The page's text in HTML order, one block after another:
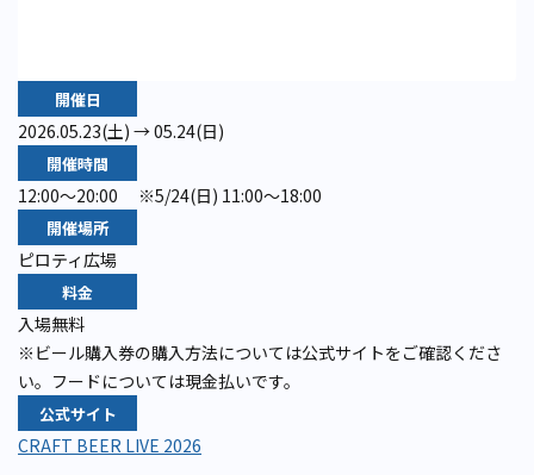
開催日
2026.05.23(土) → 05.24(日)
開催時間
12:00～20:00 ※5/24(日) 11:00～18:00
開催場所
ピロティ広場
料金
入場無料
※ビール購入券の購入方法については公式サイトをご確認くださ
い。フードについては現金払いです。
公式サイト
CRAFT BEER LIVE 2026